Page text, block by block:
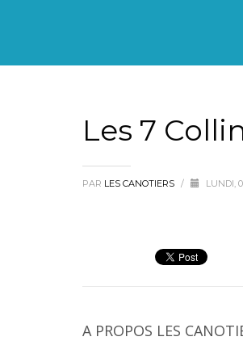
Les 7
PAR LES CANOTIERS / LUNDI,
A PROPOS LES